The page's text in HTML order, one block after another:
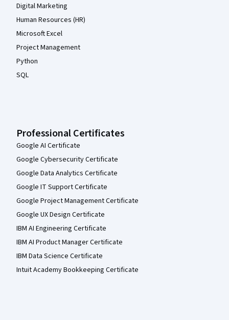
Digital Marketing
Human Resources (HR)
Microsoft Excel
Project Management
Python
SQL
Professional Certificates
Google AI Certificate
Google Cybersecurity Certificate
Google Data Analytics Certificate
Google IT Support Certificate
Google Project Management Certificate
Google UX Design Certificate
IBM AI Engineering Certificate
IBM AI Product Manager Certificate
IBM Data Science Certificate
Intuit Academy Bookkeeping Certificate